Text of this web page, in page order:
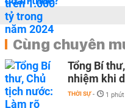
Cùng chuyên
Tổng Bí
nhiệm khi
THỜI SỰ - 1